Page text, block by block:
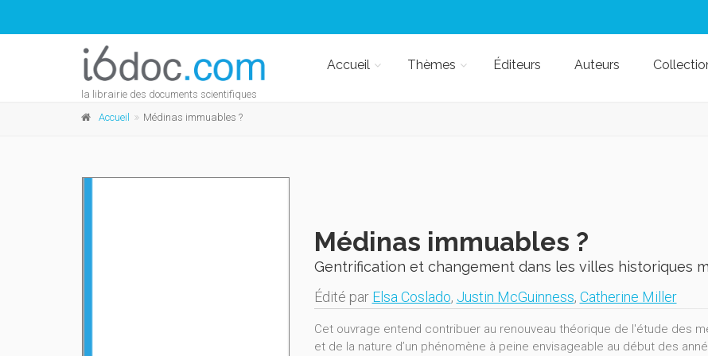
la librairie des documents scientifiques
Accueil Thèmes Éditeurs Auteurs
Accueil Médinas immuables ?
Médinas immuables ?
Gentrification et changement dans les villes historiques
Édité par Elsa Coslado, Justin McGuinness, Catherine Miller
Cet ouvrage entend contribuer au renouveau théorique de l'étude des
et de la nature d’un phénomène à peine envisageable au début des